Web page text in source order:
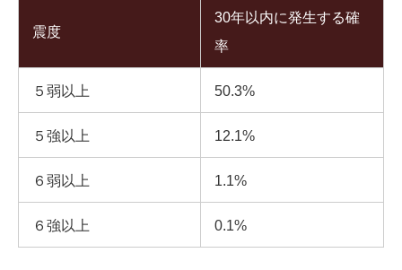
震度
30年以内に発生する確
率
５弱以上 50.3%
５強以上 12.1%
６弱以上 1.1%
６強以上 0.1%